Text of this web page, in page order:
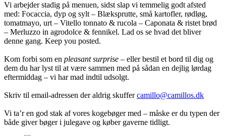
Vi arbejder stadig på menuen, sidst slap vi temmelig godt afsted
med: Focaccia, dyp og sylt – Blæksprutte, små kartofler, rødløg,
tomatmayo, urt – Vitello tonnato & rucola – Caponata & ristet brød
– Merluzzo in agrodolce & fennikel. Lad os se hvad det bliver
denne gang. Keep you posted.
Kom forbi som en pleasant surprise – eller bestil et bord til dig og
dem du har lyst til at være sammen med på sådan en dejlig lørdag
eftermiddag – vi har mad indtil udsolgt.
Skriv til email-adressen der aldrig skuffercamillo@camillos.dk
Vi ta’r en god stak af vores kogebøger med – måske er du typen der
både giver bøger i julegave og køber gaverne tidligt.